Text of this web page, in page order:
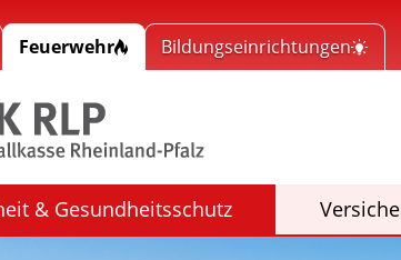
Feuerwehr Bildungseinrichtungen
& Gesundheitsschutz